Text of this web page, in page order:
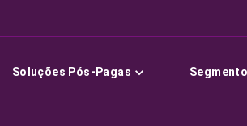
Soluções Pós-Pagas